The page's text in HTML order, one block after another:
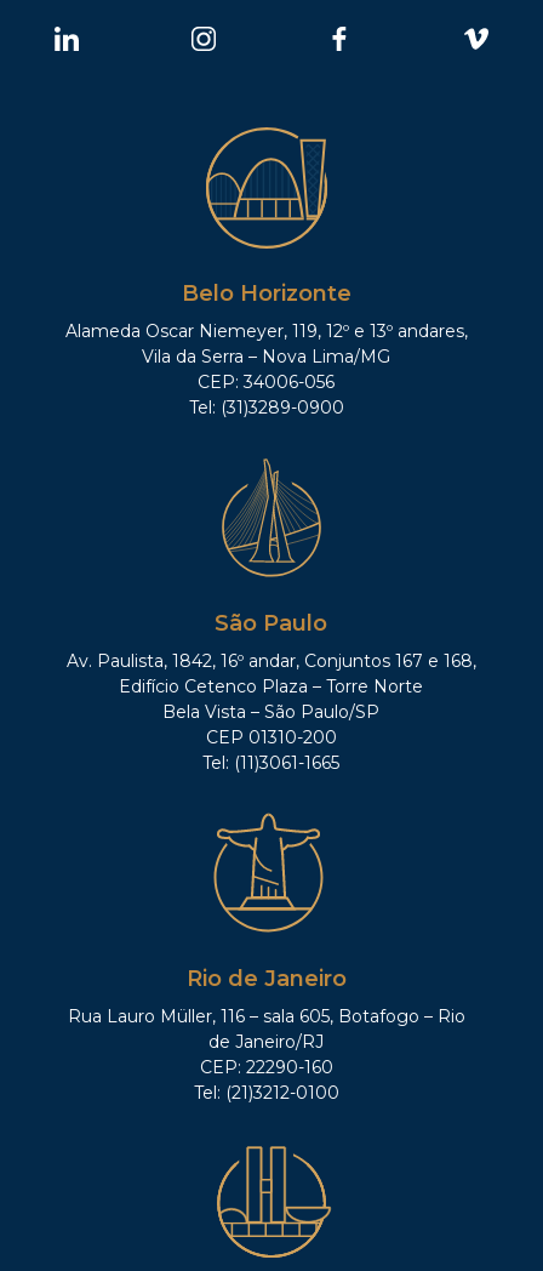
Belo Horizonte
Alameda Oscar Niemeyer, 119, 12º e 13º andares,
Vila da Serra – Nova Lima/MG
CEP: 34006-056
Tel: (31)3289-0900
São Paulo
Av. Paulista, 1842, 16º andar, Conjuntos 167 e 168,
Edifício Cetenco Plaza – Torre Norte
Bela Vista – São Paulo/SP
CEP 01310-200
Tel: (11)3061-1665
Rio de Janeiro
Rua Lauro Müller, 116 – sala 605, Botafogo – Rio
de Janeiro/RJ
CEP: 22290-160
Tel: (21)3212-0100